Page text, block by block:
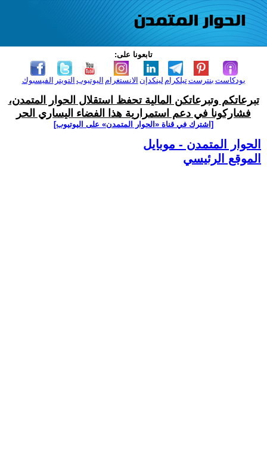
تابعونا على:
الفيسبوك التويتر اليوتيوب الانستغرام لينكدإن تيلكرامبنترست بودكاست
تبرعاتكم وتبرعاتكن المالية تحفظ استقلال الحوار المتمدن،
فشاركونا في دعم استمرارية هذا الفضاء اليساري الحر
[اشترك في قناة ‫«الحوار المتمدن» على اليوتيوب]
الحوار المتمدن - موبايل
الموقع الرئيسي